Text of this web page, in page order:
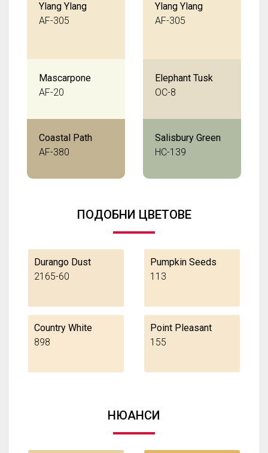
Ylang Ylang
AF-305
Mascarpone
AF-20
Coastal Path
AF-380
Ylang Ylang
AF-305
Elephant Tusk
OC-8
Salisbury Green
HC-139
ПОДОБНИ ЦВЕТОВЕ
Durango Dust
2165-60
Pumpkin Seeds
113
Country White
898
Point Pleasant
155
НЮАНСИ